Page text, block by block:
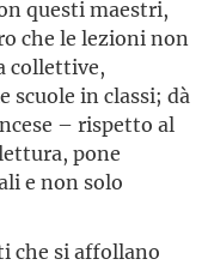
questi maestri,
che le lezioni non
collettive,
scuole in classi; dà
– rispetto al
pone
e non solo
che si affollano